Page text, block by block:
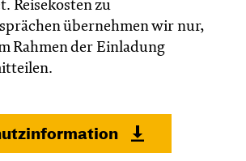
Reisekosten zu
übernehmen wir nur,
Rahmen der Einladung